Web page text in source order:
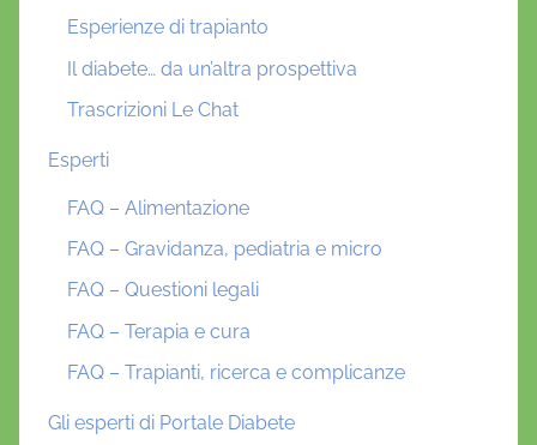
Esperienze di trapianto
Il diabete… da un’altra prospettiva
Trascrizioni Le Chat
Esperti
FAQ – Alimentazione
FAQ – Gravidanza, pediatria e micro
FAQ – Questioni legali
FAQ – Terapia e cura
FAQ – Trapianti, ricerca e complicanze
Gli esperti di Portale Diabete